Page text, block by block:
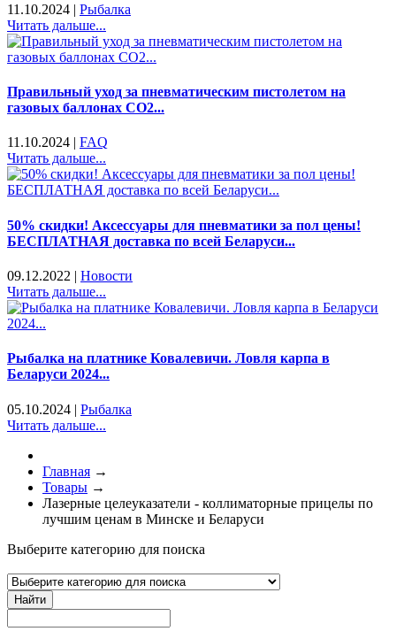
11.10.2024 | Рыбалка
Читать дальше...
Правильный уход за пневматическим пистолетом на
газовых баллонах CO2...
11.10.2024 | FAQ
Читать дальше...
50% скидки! Аксессуары для пневматики за пол цены!
БЕСПЛАТНАЯ доставка по всей Беларуси...
09.12.2022 | Новости
Читать дальше...
Рыбалка на платнике Ковалевичи. Ловля карпа в
Беларуси 2024...
05.10.2024 | Рыбалка
Читать дальше...
Главная →
Товары →
Лазерные целеуказатели - коллиматорные прицелы по
лучшим ценам в Минске и Беларуси
Выберите категорию для поиска
Найти